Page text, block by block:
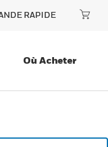
RAPIDE
Où Acheter